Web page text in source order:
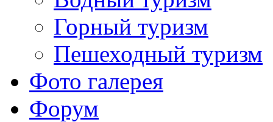
Горный туризм
Пешеходный туризм
Фото галерея
Форум